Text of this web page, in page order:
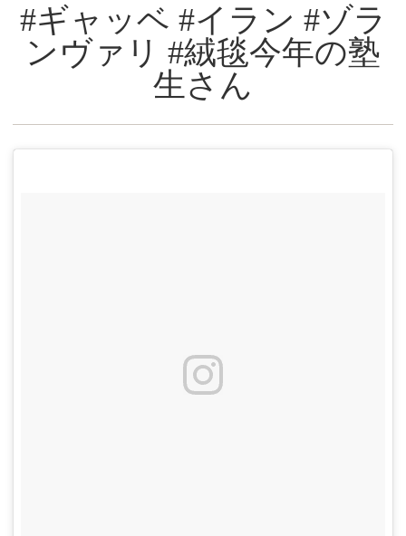
#ギャッベ #イラン #ゾラ
ンヴァリ #絨毯今年の塾
生さん